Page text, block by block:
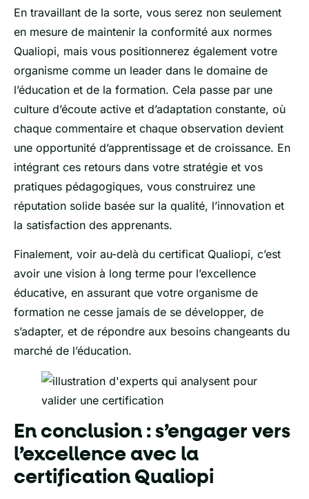
En travaillant de la sorte, vous serez non seulement
en mesure de maintenir la conformité aux normes
Qualiopi, mais vous positionnerez également votre
organisme comme un leader dans le domaine de
l’éducation et de la formation. Cela passe par une
culture d’écoute active et d’adaptation constante, où
chaque commentaire et chaque observation devient
une opportunité d’apprentissage et de croissance. En
intégrant ces retours dans votre stratégie et vos
pratiques pédagogiques, vous construirez une
réputation solide basée sur la qualité, l’innovation et
la satisfaction des apprenants.
Finalement, voir au-delà du certificat Qualiopi, c’est
avoir une vision à long terme pour l’excellence
éducative, en assurant que votre organisme de
formation ne cesse jamais de se développer, de
s’adapter, et de répondre aux besoins changeants du
marché de l’éducation.
En conclusion : s’engager vers
l’excellence avec la
certification Qualiopi